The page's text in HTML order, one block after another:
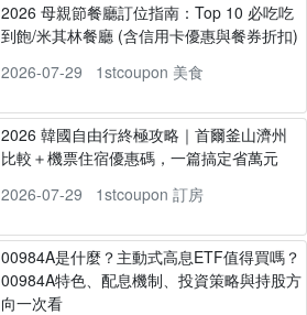
2026 母親節餐廳訂位指南：Top 10 必吃吃
到飽/米其林餐廳 (含信用卡優惠與餐券折扣)
2026-07-29
1stcoupon 美食
2026 韓國自由行終極攻略｜首爾釜山濟州
比較＋機票住宿優惠碼，一篇搞定省萬元
2026-07-29
1stcoupon 訂房
00984A是什麼？主動式高息ETF值得買嗎？
00984A特色、配息機制、投資策略與持股方
向一次看